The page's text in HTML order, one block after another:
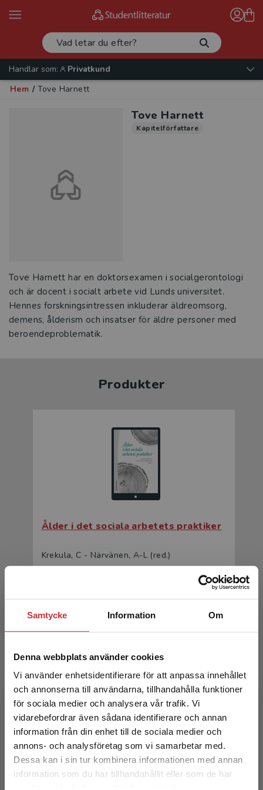
Samtycke Information Om
Denna webbplats använder cookies
Vi använder enhetsidentifierare för att anpassa innehållet
och annonserna till användarna, tillhandahålla funktioner
för sociala medier och analysera vår trafik. Vi
vidarebefordrar även sådana identifierare och annan
information från din enhet till de sociala medier och
annons- och analysföretag som vi samarbetar med.
Dessa kan i sin tur kombinera informationen med annan
information som du har tillhandahållit eller som de har
Begränsad fraktregion
Det verkar som att du besöker
Handlar som:
Privatkund
Hem / Tove Harnett
Tove Harnett
Kapitelförfattare
Tove Harnett har en doktorsexamen i socialgerontologi
och är docent i socialt arbete vid Lunds universitet.
Hennes forskningsintressen inkluderar äldreomsorg,
demens, ålderism och insatser för äldre personer med
beroendeproblematik.
Produkter
Ålder i det sociala arbetets praktiker
Krekula, C - Närvänen, A-L (red.)
Ålder i det sociala arbetets praktiker
Krekula, C - Närvänen, A-L (red.)
331 krinkl. moms
Exkl. moms: 312 kr